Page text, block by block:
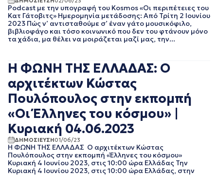
EΡΤNEWS
ΑΘΛΗΤΙΚΑ
ΓΕΝΙΚΗ
ΓΡΑΦΕΙΟ ΤΥΠΟΥ
ΕΡΤ
ΤΑΙΝΙΕΣ
ΠΟΛΙΤΙΚΗ
ΠΟΛΙΤΙΣΜΟΣ
ΤΗΛΕΟΡΑΣΗ
ΜΑΙΟΣ 2025
ΑΠΡΙΛΙΟΣ 2025
ΜΑΡΤΙΟΣ 2025
ΦΕΒΡΟΥΑΡΙΟΣ 2025
ΝΟΕΜΒΡΙΟΣ 2024
ΟΚΤΩΒΡΙΟΣ 2024
ΣΕΠΤΕΜΒΡΙΟΣ 2024
ΑΥΓΟΥΣΤΟΣ 2024
ΙΟΥΛΙΟΣ 2024
ΙΟΥΝΙΟΣ 2024
ΜΑΙΟΣ 2024
ΜΑΡΤΙΟΣ 2024
ΦΕΒΡΟΥΑΡΙΟΣ 2024
ΙΑΝΟΥΑΡΙΟΣ 2024
Podcast με την υπογραφή του Kosmos «Οι περιπέτειες του
Κατ Γάτοβιτς» Ημερομηνία μετάδοσης: Από Τρίτη 2 Ιουνίου
2023 Πώς ν’ αντισταθούμε σ’ έναν γάτο μουσικόφιλο,
βιβλιοφάγο και τόσο κοινωνικό που δεν του φτάνουν μόνο
τα χάδια, μα θέλει να μοιράζεται μαζί μας, την...
Η ΦΩΝΗ ΤΗΣ ΕΛΛΑΔΑΣ: Ο
αρχιτέκτων Κώστας
Πουλόπουλος στην εκπομπή
«Οι Έλληνες του κόσμου» |
Κυριακή 04.06.2023
ΔΗΜΟΣΙΕΥΣΗ01/06/23
Η ΦΩΝΗ ΤΗΣ ΕΛΛΑΔΑΣ Ο αρχιτέκτων Κώστας
Πουλόπουλος στην εκπομπή «Έλληνες του κόσμου»
Κυριακή 4 Ιουνίου 2023, στις 10:00 ώρα Ελλάδας Την
Κυριακή 4 Ιουνίου 2023, στις 10:00 ώρα Ελλάδας, στην